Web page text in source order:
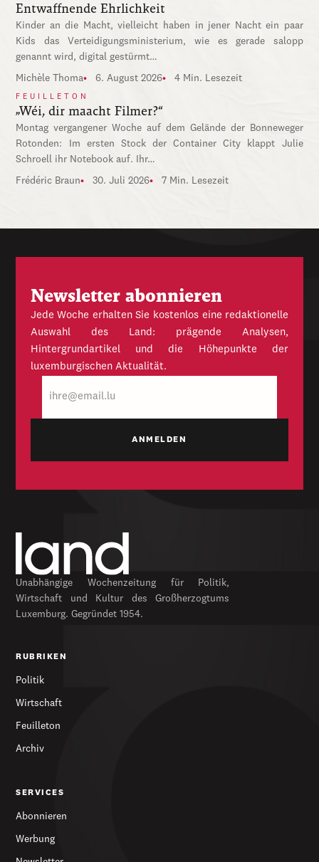
Entwaffnende Ehrlichkeit
Kinder an die Macht, vielleicht haben in jener Nacht ein paar
Kids das Verteidigungsministerium, wie es gerade salopp
genannt wird, digital gestürmt…
Michèle Thoma 6. August 2026 4 Min. Lesezeit
FEUILLETON
„Wéi, dir maacht Filmer?“
Montag vergangener Woche auf dem Gelände der Bonneweger
Rotonden: Im ersten Stock der Container City klappt Julie
Schroell ihr Notebook auf. Ihr…
Frédéric Braun 30. Juli 2026 7 Min. Lesezeit
Newsletter abonnieren
Jede Woche erhalten Sie kostenlos eine redaktionelle
Auswahl des Land: prägende Analysen,
Hintergrundartikel und die Höhepunkte der
luxemburgischen Aktualität.
Mail
Unabhängige Wochenzeitung für Politik,
Wirtschaft und Kultur des Großherzogtums
Luxemburg. Gegründet 1954.
RUBRIKEN
Politik
Wirtschaft
Feuilleton
Archiv
SERVICES
Abonnieren
Werbung